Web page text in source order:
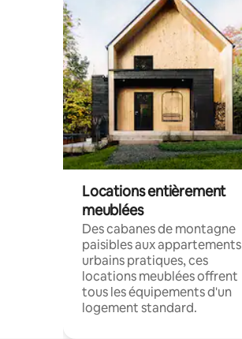
Locations entièrement
meublées
Des cabanes de montagne
paisibles aux appartements
urbains pratiques, ces
locations meublées offrent
tous les équipements d'un
logement standard.